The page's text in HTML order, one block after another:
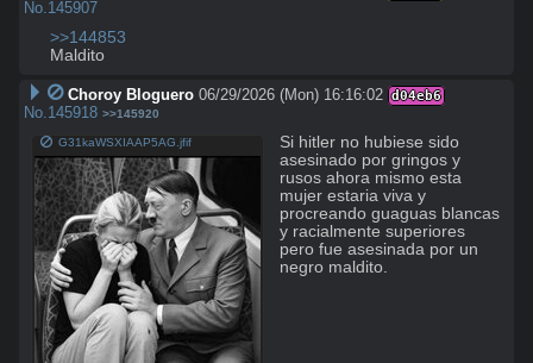
No.145907
>>144853
Maldito
Choroy Bloguero 06/29/2026 (Mon) 16:16:02 d04eb6
No.145918 >>145920
G31kaWSXIAAP5AG.jfif
Si hitler no hubiese sido
asesinado por gringos y
rusos ahora mismo esta
mujer estaria viva y
procreando guaguas blancas
y racialmente superiores
pero fue asesinada por un
negro maldito.